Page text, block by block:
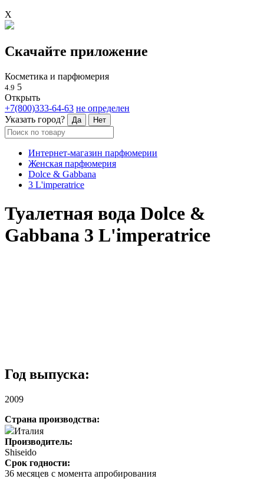
X
Скачайте приложение
Косметика и парфюмерия
4.9 5
Открыть
+7(800)333-64-63 не определен
Указать город?
Да Нет
Интернет-магазин парфюмерии
Женская парфюмерия
Dolce & Gabbana
3 L'imperatrice
Туалетная вода Dolce &
Gabbana 3 L'imperatrice
Год выпуска:
2009
Страна производства:
Италия
Производитель:
Shiseido
Срок годности:
36 месяцев с момента апробирования